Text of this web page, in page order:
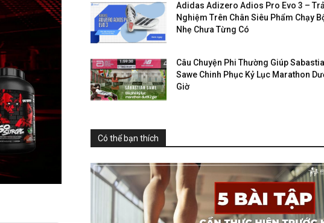
Adidas Adizero Adios Pro Evo 3 –
Nghiệm Trên Chân Siêu Phẩm Chạy
Nhẹ Chưa Từng Có
Câu Chuyện Phi Thường Giúp
Sawe Chinh Phục Kỷ Lục Marathon
Giờ
Có thể bạn thích